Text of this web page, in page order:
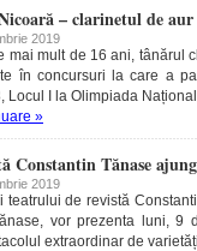
– clarinetul de
2019
mai mult de 16 ani, tânărul
în concursuri la care a
Locul I la Olimpiada
»
Constantin Tănase
2019
teatrului de revistă
vor prezenta luni, 9
extraordinar de